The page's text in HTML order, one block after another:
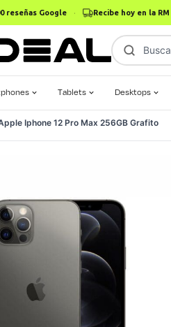
reseñas Google · Recibe hoy en la RM
Busca
Tablets Desktops
Iphone 12 Pro Max 256GB Grafito